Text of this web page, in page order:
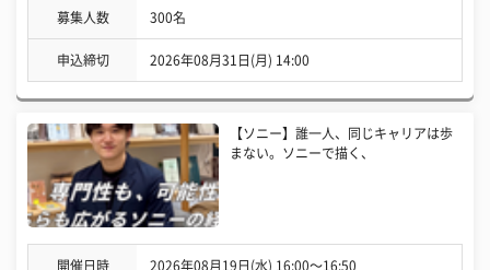
募集人数 300名
申込締切 2026年08月31日(月) 14:00
【ソニー】誰一人、同じキャリアは歩
まない。ソニーで描く、
開催日時 2026年08月19日(水) 16:00〜16:50